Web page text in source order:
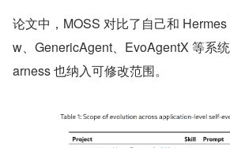
论文中，MOSS 对比了自己和
w、GenericAgent、EvoAgentX 等系
arness 也纳入可修改范围。